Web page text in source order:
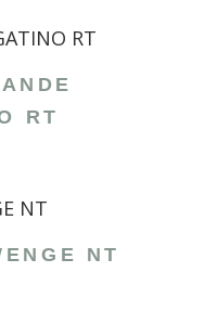
RT
NT